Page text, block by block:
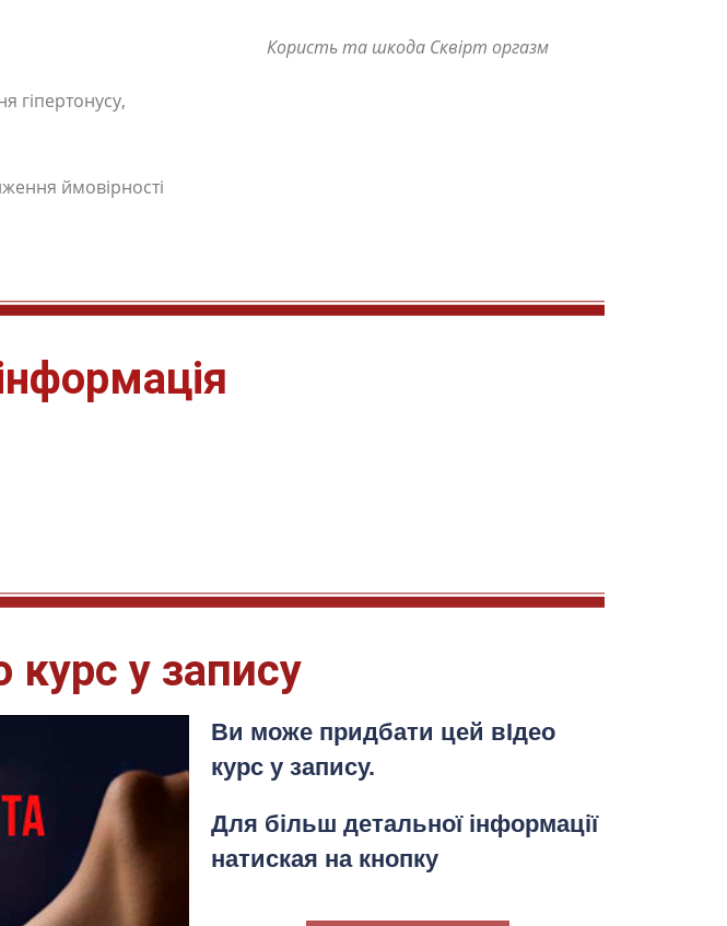
гіпертонусу,
ймовірності
Користь та шкода Сквірт оргазм
курс у запису
Ви може придбати цей вІдео
курс у запису.
Для більш детальної інформації
натиская на кнопку